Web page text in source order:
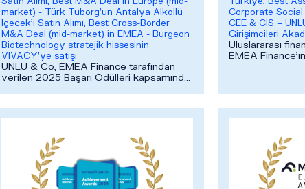
market) - Türk Tuborg'un Antalya Alkollü
İçecek'i Satın Alımı, Best Cross-Border
M&A Deal (mid-market) in EMEA - Burgeon
Biotechnology stratejik hissesinin
VIVACY'ye satışı
ÜNLÜ & Co, EMEA Finance tarafından
verilen 2025 Başarı Ödülleri kapsamında
Corporate
CEE & CIS –
Girişimcileri
Uluslararası
EMEA